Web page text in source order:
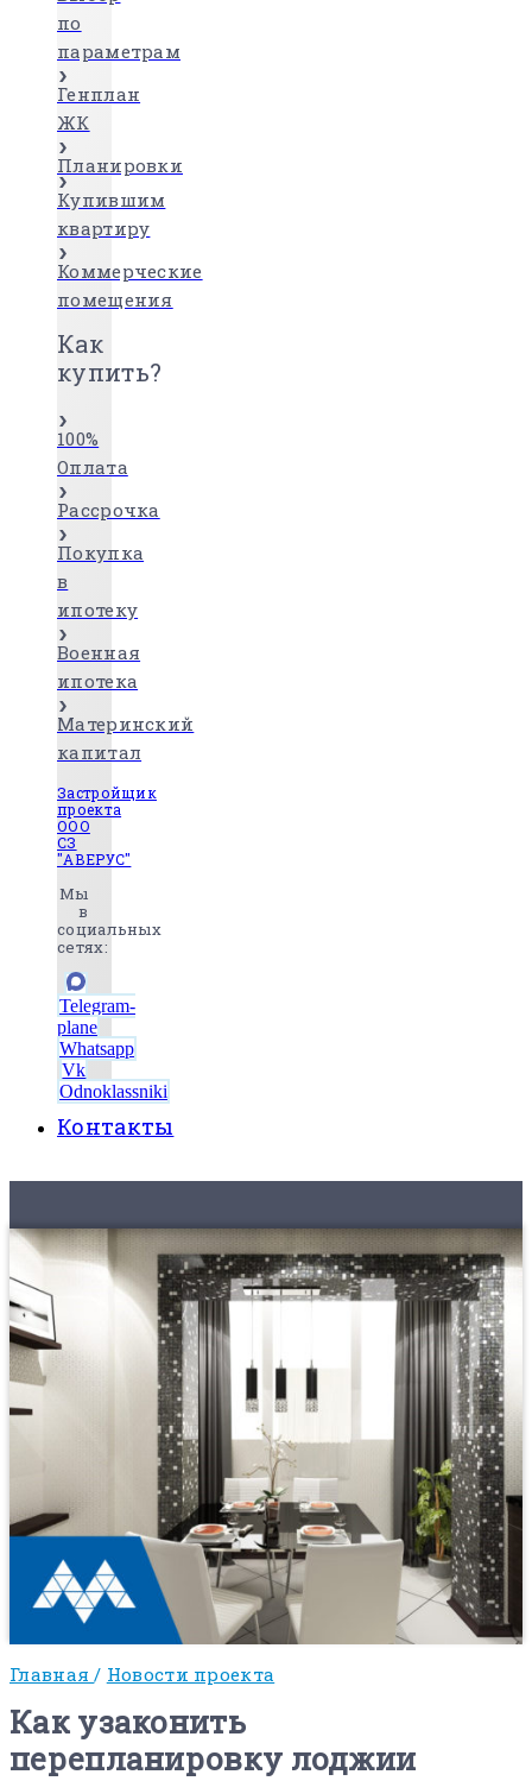
по
параметрам
Генплан
ЖК
Планировки
Купившим
квартиру
Коммерческие
помещения
Как
купить?
100%
Оплата
Рассрочка
Покупка
в
ипотеку
Военная
ипотека
Материнский
капитал
Застройщик
проекта
ООО
СЗ
"АВЕРУС"
Мы
в
социальных
сетях:
Telegram-
plane
Whatsapp
Vk
Odnoklassniki
Контакты
Главная/ Новости проекта
Как узаконить
перепланировку лоджии